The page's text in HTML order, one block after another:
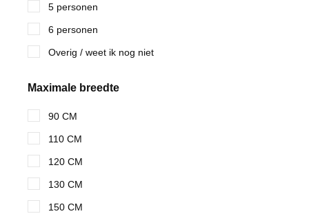
5 personen
6 personen
Overig / weet ik nog niet
Maximale breedte
90 CM
110 CM
120 CM
130 CM
150 CM